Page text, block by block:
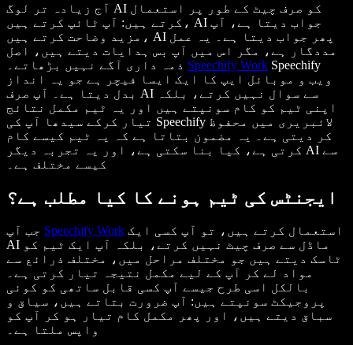
آج زیادہ تر لوگ AI کو صرف چیٹ کے طور پر استعمال
کرتے ہیں: آپ ٹائپ کرتے ہیں، AI جواب دیتا ہے، آپ
مزید وضاحت کرتے ہیں، AI پھر جواب دیتا ہے۔ یہ عمل
مددگار ہے، مگر اس میں آپ بس ہدایات دیتے ہیں، اصل
Speechify Work Speechify
ویب و موبائل ایپ کا ایک ایسا فیچر ہے جو یہ انداز
بدل دیتا ہے۔ آپ صرف AI سے سوال نہیں کرتے، بلکہ
اپنی ٹیم کو کام سونپتے ہیں اور یہ ٹیم مکمل نتائج
تیار کرکے سیدھا آپ کی Speechify لائبریری میں محفوظ
کر دیتی ہے۔ یہ مضمون بتاتا ہے کہ یہ ٹیم کیسے کام
کرتی ہے، کیا بنا سکتی ہے، اور یہ تجربہ دیگر AI سے
کیسے مختلف ہے۔
ایجنٹس کی ٹیم ہونے کا کیا مطلب ہے؟
Speechify Work
AI ماڈل سے صرف چیٹ نہیں کرتے، بلکہ آپ ایک ٹیم کو
ٹاسک دیتے ہیں جو مختلف مراحل میں، مختلف ذرائع سے
مواد لے کر آپ کے لیے مکمل نتیجہ تیار کرتی ہے۔
بالکل اسی طرح جیسے آپ کسی قابل ساتھی کو کوئی
پروجیکٹ سونپتے ہیں: آپ ضرورت بتاتے ہیں، سیاق و
سباق دیتے ہیں، اور پھر مکمل کام تیار ہو کر آپ کو
واپس ملتا ہے۔